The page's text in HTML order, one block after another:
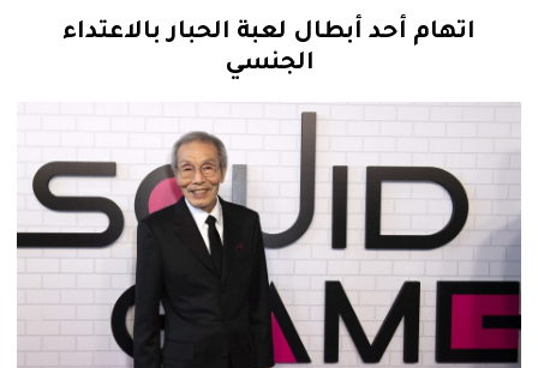
مجتمع
حوادث
دولية
اتهام أحد أبطال لعبة الحبار بالاعتداء
الجنسي